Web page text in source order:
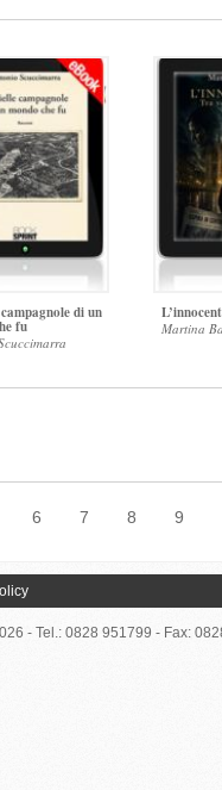
di un
fu Martina
6 7 8 9
- Tel.: 0828 951799 - Fax: